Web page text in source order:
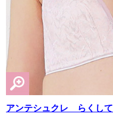
アンテシュクレ らくし